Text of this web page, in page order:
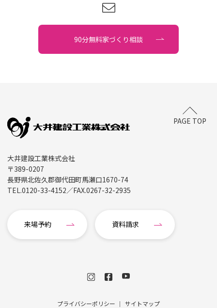
90分無料家づくり相談
PAGE TOP
大井建設工業株式会社
〒389-0207
長野県北佐久郡御代田町馬瀬口1670-74
TEL.0120-33-4152／FAX.0267-32-2935
来場予約 資料請求
プライバシーポリシー サイトマップ